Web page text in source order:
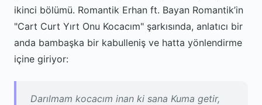
ikinci bölümü. Romantik Erhan ft. Bayan Romantik’in
"Cart Curt Yırt Onu Kocacım" şarkısında, anlatıcı bir
anda bambaşka bir kabulleniş ve hatta yönlendirme
içine giriyor:
Darılmam kocacım inan ki sana Kuma getir,